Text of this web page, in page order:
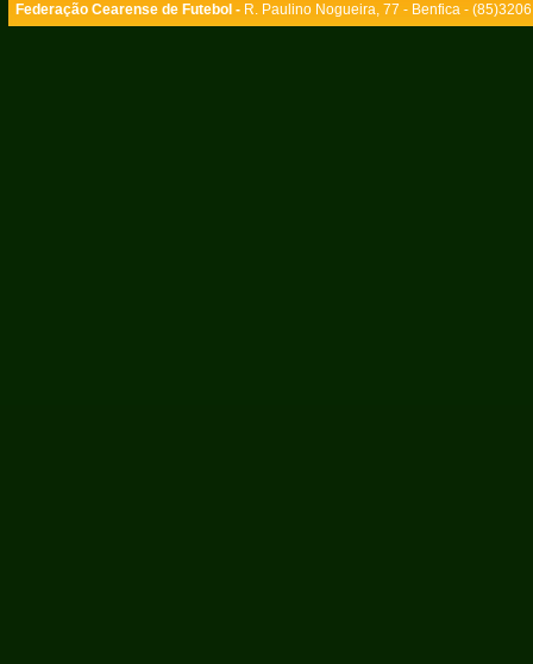
Federação Cearense de Futebol - R. Paulino Nogueira, 77 - Benfica -